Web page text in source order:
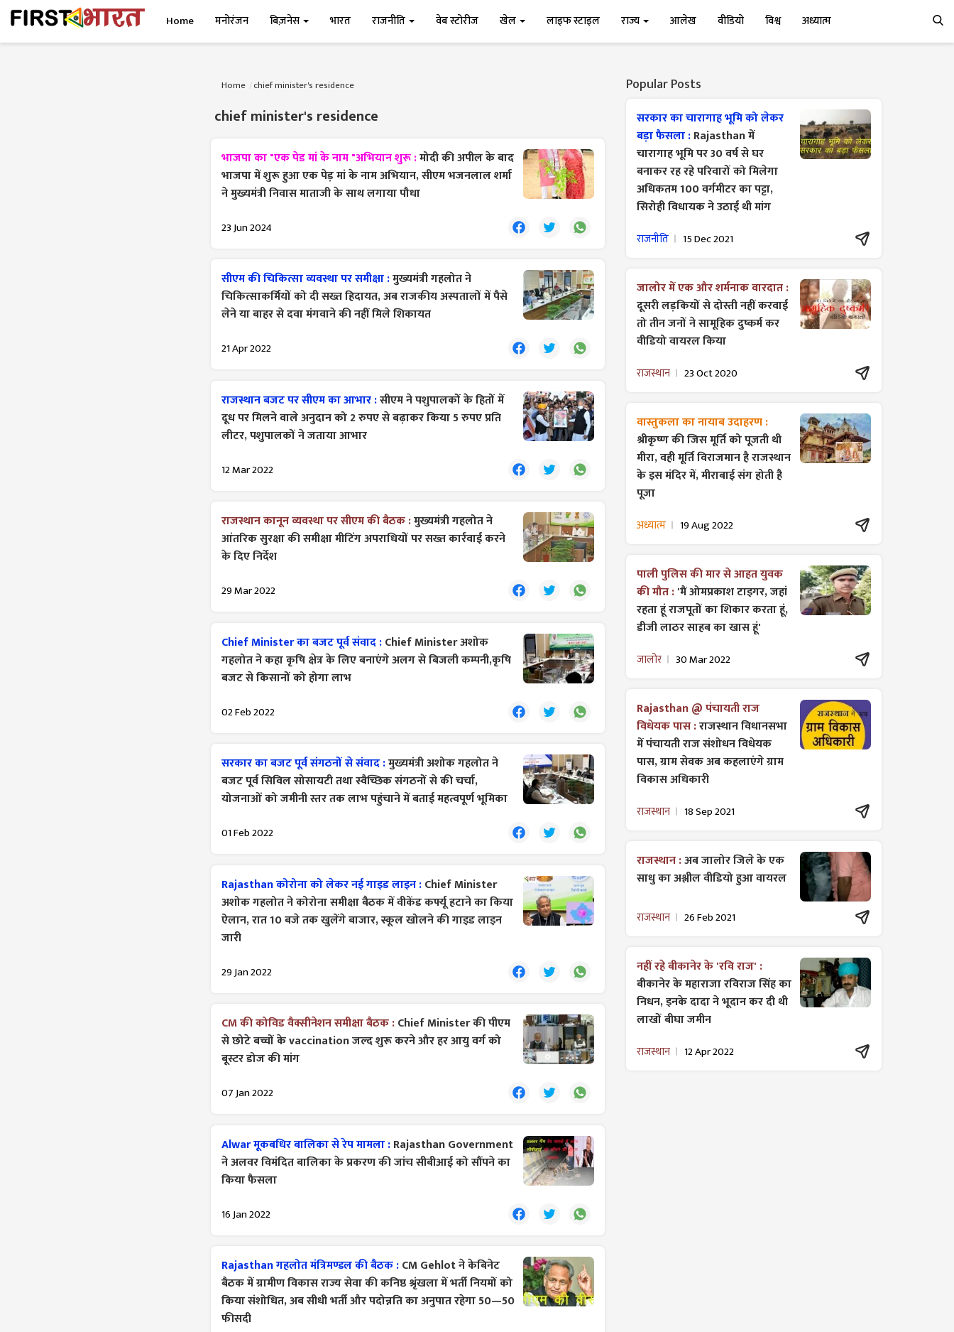
Home मनोरंजन बिज़नेस भारत राजनीति वेब स्टोरीज खेल लाइफ स्टाइल राज्य आलेख वीडियो विश्व अध्यात्म
Home chief minister's residence
chief minister's residence
भाजपा का "एक पेड मां के नाम "अभियान शुरू :मोदी की अपील के बाद
भाजपा में शुरू हुआ एक पेड़ मां के नाम अभियान, सीएम भजनलाल शर्मा
ने मुख्यमंत्री निवास माताजी के साथ लगाया पौधा
23 Jun 2024
सीएम की चिकित्सा ​व्यवस्था पर समीक्षा :मुख्यमंत्री गहलोत ने
चिकित्साकर्मियों को दी सख्त हिदायत, अब राजकीय अस्पतालों में पैसे
लेने या बाहर से दवा मंगवाने की नहीं मिले शिकायत
21 Apr 2022
राजस्थान बजट पर सीएम का आभार :सीएम ने पशुपालकों के हितों में
दूध पर मिलने वाले अनुदान को 2 रुपए से बढ़ाकर किया 5 रुपए प्रति
लीटर, पशुपालकों ने जताया आभार
12 Mar 2022
राजस्थान कानून व्यवस्था पर सीएम की बैठक :मुख्यमंत्री गहलोत ने
आंतरिक सुरक्षा की समीक्षा मीटिंग अपराधियों पर सख्त कार्रवाई करने
के दिए निर्देश
29 Mar 2022
Chief Minister का बजट पूर्व संवाद :Chief Minister अशोक
गहलोत ने कहा कृषि क्षेत्र के लिए बनाएंगे अलग से बिजली कम्पनी,कृषि
बजट से किसानों को होगा लाभ
02 Feb 2022
सरकार का बजट पूर्व संगठनों से संवाद :मुख्यमंत्री अशोक गहलोत ने
बजट पूर्व सिविल सोसायटी तथा स्वैच्छिक संगठनों से की चर्चा,
योजनाओं को जमीनी स्तर तक लाभ पहुंचाने में बताई महत्वपूर्ण भूमिका
01 Feb 2022
Rajasthan कोरोना को लेकर नई गाइड लाइन :Chief Minister
अशोक गहलोत ने कोरोना समीक्षा बैठक में वीकेंड कर्फ्यू हटाने का किया
ऐलान, रात 10 बजे तक खुलेंगे बाजार, स्कूल खोलने की गाइड लाइन
जारी
29 Jan 2022
CM की कोविड वैक्सीनेशन समीक्षा बैठक :Chief Minister की पीएम
से छोटे बच्चों के vaccination जल्द शुरू करने और हर आयु वर्ग को
बूस्टर डोज की मांग
07 Jan 2022
Alwar मूकबधिर बालिका से रेप मामला :Rajasthan Government
ने अलवर विमंदित बालिका के प्रकरण की जांच सीबीआई को सौंपने का
किया फैसला
16 Jan 2022
Rajasthan गहलोत मंत्रिमण्डल की बैठक :CM Gehlot ने केबिनेट
बैठक में ग्रामीण विकास राज्य सेवा की कनिष्ठ श्रृंखला में भर्ती नियमों को
किया संशोधित, अब सीधी भर्ती और पदोन्नति का अनुपात रहेगा 50—50
फीसदी
Popular Posts
सरकार का चारागाह भूमि को लेकर
बड़ा फैसला :Rajasthan में
चारागाह भूमि पर 30 वर्ष से घर
बनाकर रह रहे परिवारों को मिलेगा
अधिकतम 100 वर्गमीटर का पट्टा,
सिरोही विधायक ने उठाई थी मांग
राजनीति 15 Dec 2021
जालोर में एक और शर्मनाक वारदात :
दूसरी लड़कियों से दोस्ती नहीं करवाई
तो तीन जनों ने सामूहिक दुष्कर्म कर
वीडियो वायरल किया
राजस्थान 23 Oct 2020
वास्तुकला का नायाब उदाहरण :
श्रीकृष्ण की जिस मूर्ति को पूजती थी
मीरा, वही मूर्ति विराजमान है राजस्थान
के इस मंदिर में, मीराबाई संग होती है
पूजा
अध्यात्म 19 Aug 2022
पाली पुलिस की मार से आहत युवक
की मौत :'मैं ओमप्रकाश टाइगर, जहां
रहता हूं राजपूतों का शिकार करता हूं,
डीजी लाठर साहब का खास हूं'
जालोर 30 Mar 2022
Rajasthan @ पंचायती राज
विधेयक पास :राजस्थान विधानसभा
में पंचायती राज ​संशोधन विधेयक
पास, ग्राम सेवक अब कहलाएंगे ग्राम
विकास अधिकारी
राजस्थान 18 Sep 2021
राजस्थान :अब जालोर जिले के एक
साधु का अश्लील वीडियो हुआ वायरल
राजस्थान 26 Feb 2021
नहीं रहे बीकानेर के 'रवि राज' :
बीकानेर के महाराजा रविराज सिंह का
निधन, इनके दादा ने भूदान कर दी थी
लाखों बीघा जमीन
राजस्थान 12 Apr 2022